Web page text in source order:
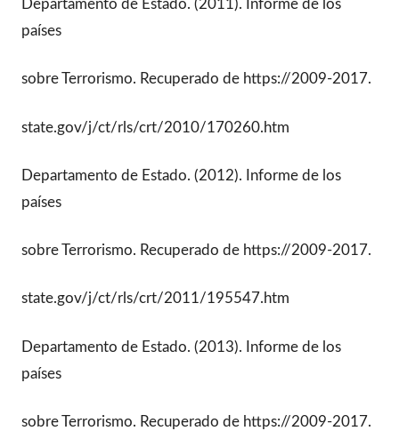
Departamento de Estado. (2011). Informe de los
países
sobre Terrorismo. Recuperado de https://2009-2017.
state.gov/j/ct/rls/crt/2010/170260.htm
Departamento de Estado. (2012). Informe de los
países
sobre Terrorismo. Recuperado de https://2009-2017.
state.gov/j/ct/rls/crt/2011/195547.htm
Departamento de Estado. (2013). Informe de los
países
sobre Terrorismo. Recuperado de https://2009-2017.